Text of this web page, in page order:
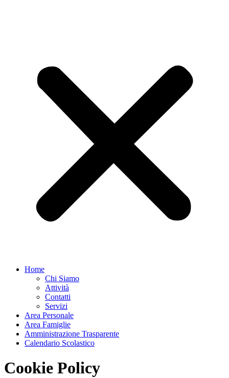
Home
Chi Siamo
Attività
Contatti
Servizi
Area Personale
Area Famiglie
Amministrazione Trasparente
Calendario Scolastico
Cookie Policy